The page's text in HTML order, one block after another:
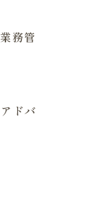
務管
ドバ